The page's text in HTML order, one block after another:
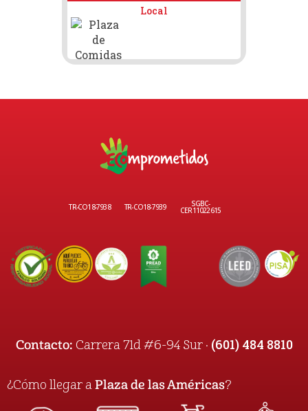
Local
TR-CO18-7938 TR-CO18-7939 SGBC-
CER11022615
Contacto: Carrera 71d #6-94 Sur · (601) 484 8810
¿Cómo llegar a Plaza de las Américas?